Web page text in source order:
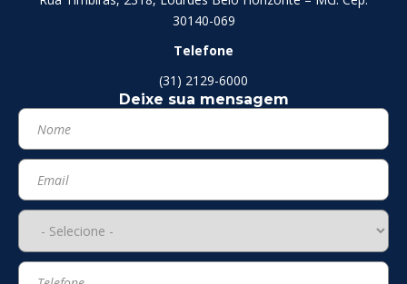
30140-069
Telefone
(31) 2129-6000
Deixe sua mensagem